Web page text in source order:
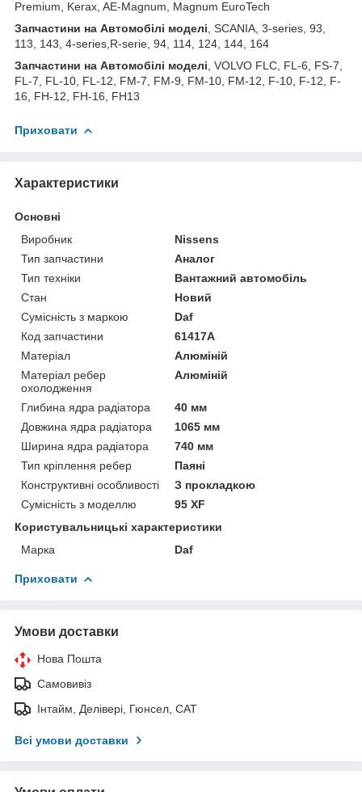
Premium, Kerax, AE-Magnum, Magnum EuroTech
Запчастини на Автомобілі моделі , SCANIA, 3-series, 93,
113, 143, 4-series,R-serie, 94, 114, 124, 144, 164
Запчастини на Автомобілі моделі , VOLVO FLC, FL-6, FS-7,
FL-7, FL-10, FL-12, FM-7, FM-9, FM-10, FM-12, F-10, F-12, F-
16, FH-12, FH-16, FH13
Приховати
Характеристики
Основні
Виробник
Nissens
Тип запчастини
Аналог
Тип техніки
Вантажний автомобіль
Стан
Новий
Сумісність з маркою
Daf
Код запчастини
61417A
Матеріал
Алюміній
Матеріал ребер
охолодження
Алюміній
Глибина ядра радіатора
40 мм
Довжина ядра радіатора
1065 мм
Ширина ядра радіатора
740 мм
Тип кріплення ребер
Паяні
Конструктивні особливості
З прокладкою
Сумісність з моделлю
95 XF
Користувальницькі характеристики
Марка
Daf
Приховати
Умови доставки
Нова Пошта
Самовивіз
Інтайм, Делівері, Гюнсел, САТ
Всі умови доставки